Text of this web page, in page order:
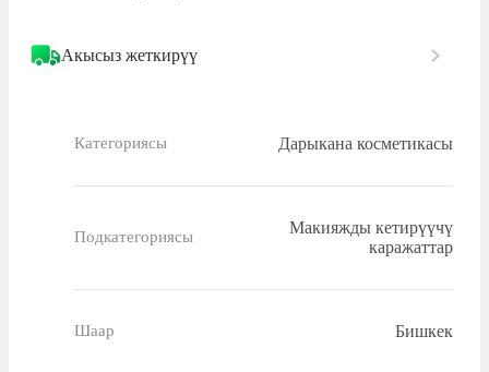
Акысыз жеткирүү
Категориясы Дарыкана косметикасы
Подкатегориясы
Макияжды кетирүүчү
каражаттар
Шаар Бишкек